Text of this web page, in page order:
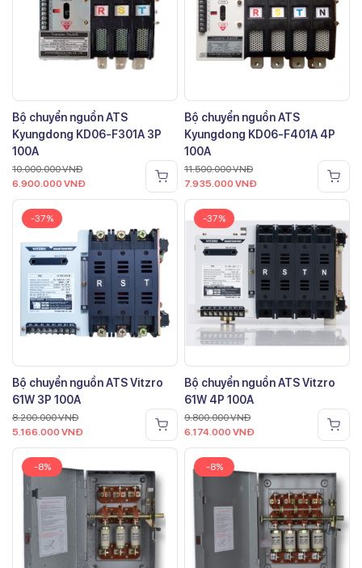
Bộ chuyển nguồn ATS
Kyungdong KD06-F301A 3P
100A
10.000.000VNĐ
6.900.000 VNĐ
Bộ chuyển nguồn ATS
Kyungdong KD06-F401A 4P
100A
11.500.000VNĐ
7.935.000 VNĐ
-37%
Bộ chuyển nguồn ATS Vitzro
61W 3P 100A
8.200.000VNĐ
5.166.000 VNĐ
-37%
Bộ chuyển nguồn ATS Vitzro
61W 4P 100A
9.800.000VNĐ
6.174.000 VNĐ
-8% -8%